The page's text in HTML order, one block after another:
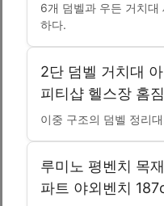
6개 덤벨과 우든 거치대
하다.
2단 덤벨 거치대
피티샵 헬스장 홈
이중 구조의 덤벨 정리
루미노 평벤치 목
파트 야외벤치